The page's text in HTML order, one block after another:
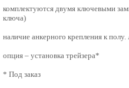
комплектуются двумя ключевыми
ключа)
наличие анкерного крепления к
опция – установка трейзера*
* Под заказ